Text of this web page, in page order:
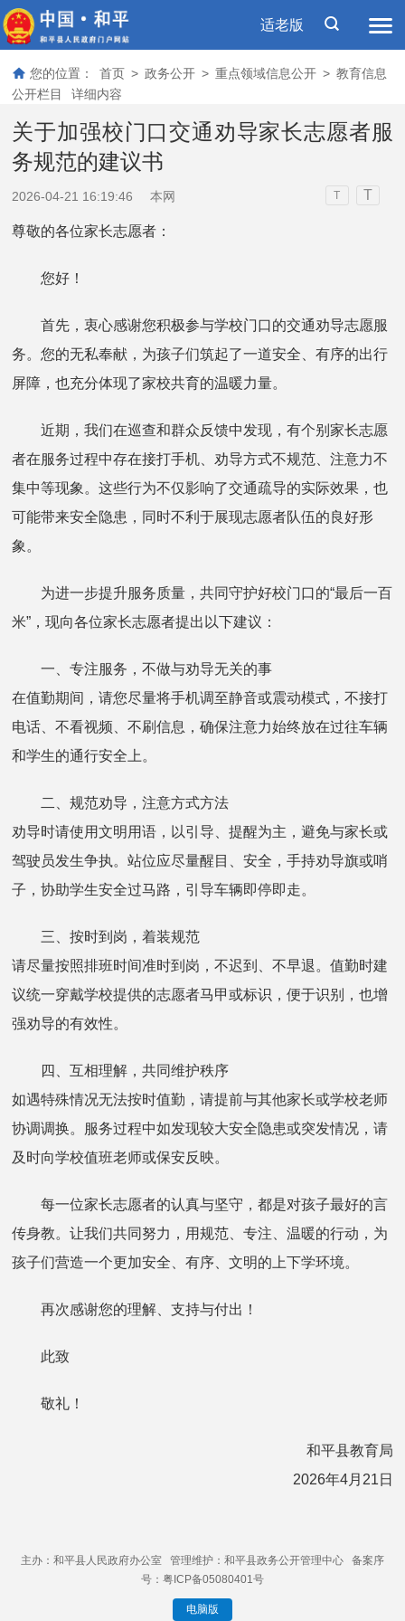
适老版
您的位置： 首页 > 政务公开 > 重点领域信息公开 > 教育信息
公开栏目
详细内容
关于加强校门口交通劝导家长志愿者服
务规范的建议书
2026-04-21 16:19:46 本网 T T
尊敬的各位家长志愿者：
您好！
首先，衷心感谢您积极参与学校门口的交通劝导志愿服
务。您的无私奉献，为孩子们筑起了一道安全、有序的出行
屏障，也充分体现了家校共育的温暖力量。
近期，我们在巡查和群众反馈中发现，有个别家长志愿
者在服务过程中存在接打手机、劝导方式不规范、注意力不
集中等现象。这些行为不仅影响了交通疏导的实际效果，也
可能带来安全隐患，同时不利于展现志愿者队伍的良好形
象。
为进一步提升服务质量，共同守护好校门口的“最后一百
米”，现向各位家长志愿者提出以下建议：
一、专注服务，不做与劝导无关的事
在值勤期间，请您尽量将手机调至静音或震动模式，不接打
电话、不看视频、不刷信息，确保注意力始终放在过往车辆
和学生的通行安全上。
二、规范劝导，注意方式方法
劝导时请使用文明用语，以引导、提醒为主，避免与家长或
驾驶员发生争执。站位应尽量醒目、安全，手持劝导旗或哨
子，协助学生安全过马路，引导车辆即停即走。
三、按时到岗，着装规范
请尽量按照排班时间准时到岗，不迟到、不早退。值勤时建
议统一穿戴学校提供的志愿者马甲或标识，便于识别，也增
强劝导的有效性。
四、互相理解，共同维护秩序
如遇特殊情况无法按时值勤，请提前与其他家长或学校老师
协调调换。服务过程中如发现较大安全隐患或突发情况，请
及时向学校值班老师或保安反映。
每一位家长志愿者的认真与坚守，都是对孩子最好的言
传身教。让我们共同努力，用规范、专注、温暖的行动，为
孩子们营造一个更加安全、有序、文明的上下学环境。
再次感谢您的理解、支持与付出！
此致
敬礼！
和平县教育局
2026年4月21日
主办：和平县人民政府办公室 管理维护：和平县政务公开管理中心 备案序
号：粤ICP备05080401号
电脑版